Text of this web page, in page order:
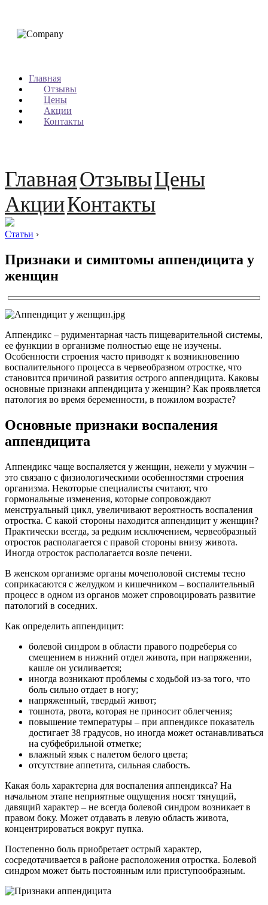
Главная
Отзывы
Цены
Акции
Контакты
ГлавнаяОтзывыЦены
АкцииКонтакты
Статьи ›
Признаки и симптомы аппендицита у
женщин
Аппендикс – рудиментарная часть пищеварительной системы,
ее функции в организме полностью еще не изучены.
Особенности строения часто приводят к возникновению
воспалительного процесса в червеобразном отростке, что
становится причиной развития острого аппендицита. Каковы
основные признаки аппендицита у женщин? Как проявляется
патология во время беременности, в пожилом возрасте?
Основные признаки воспаления
аппендицита
Аппендикс чаще воспаляется у женщин, нежели у мужчин –
это связано с физиологическими особенностями строения
организма. Некоторые специалисты считают, что
гормональные изменения, которые сопровождают
менструальный цикл, увеличивают вероятность воспаления
отростка. С какой стороны находится аппендицит у женщин?
Практически всегда, за редким исключением, червеобразный
отросток располагается с правой стороны внизу живота.
Иногда отросток располагается возле печени.
В женском организме органы мочеполовой системы тесно
соприкасаются с желудком и кишечником – воспалительный
процесс в одном из органов может спровоцировать развитие
патологий в соседних.
Как определить аппендицит:
болевой синдром в области правого подреберья со
смещением в нижний отдел живота, при напряжении,
кашле он усиливается;
иногда возникают проблемы с ходьбой из-за того, что
боль сильно отдает в ногу;
напряженный, твердый живот;
тошнота, рвота, которая не приносит облегчения;
повышение температуры – при аппендиксе показатель
достигает 38 градусов, но иногда может останавливаться
на субфебрильной отметке;
влажный язык с налетом белого цвета;
отсутствие аппетита, сильная слабость.
Какая боль характерна для воспаления аппендикса? На
начальном этапе неприятные ощущения носят тянущий,
давящий характер – не всегда болевой синдром возникает в
правом боку. Может отдавать в левую область живота,
концентрироваться вокруг пупка.
Постепенно боль приобретает острый характер,
сосредотачивается в районе расположения отростка. Болевой
синдром может быть постоянным или приступообразным.